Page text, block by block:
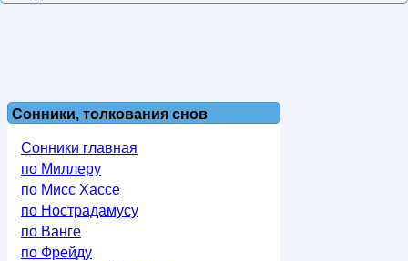
Сонники, толкования снов
Сонники главная
по Миллеру
по Мисс Хассе
по Нострадамусу
по Ванге
по Фрейду